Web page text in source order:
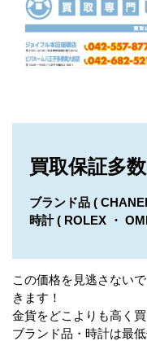
買取保証多数
ブランド品 (
時計 ( ROLEX ・
この価格を見逃さない
きます！
金貨をどこよりも高く買
ブランド品・時計は最